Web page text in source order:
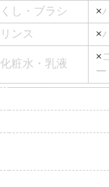
くし・ブラシ ×
リンス ×
化粧水・乳液
×
ー